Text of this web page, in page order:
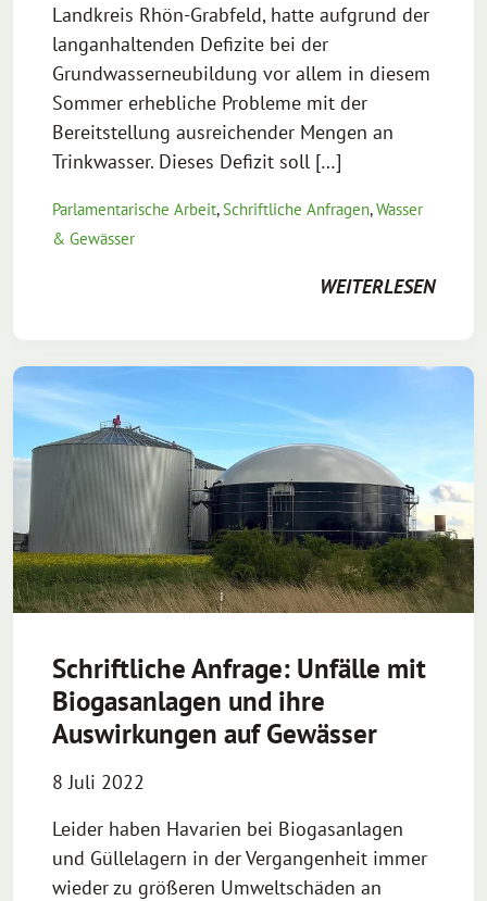
Landkreis Rhön-Grabfeld, hatte aufgrund der
langanhaltenden Defizite bei der
Grundwasserneubildung vor allem in diesem
Sommer erhebliche Probleme mit der
Bereitstellung ausreichender Mengen an
Trinkwasser. Dieses Defizit soll […]
Parlamentarische Arbeit,Schriftliche Anfragen,Wasser
& Gewässer
WEITERLESEN
Schriftliche Anfrage: Unfälle mit
Biogasanlagen und ihre
Auswirkungen auf Gewässer
8 Juli 2022
Leider haben Havarien bei Biogasanlagen
und Güllelagern in der Vergangenheit immer
wieder zu größeren Umweltschäden an